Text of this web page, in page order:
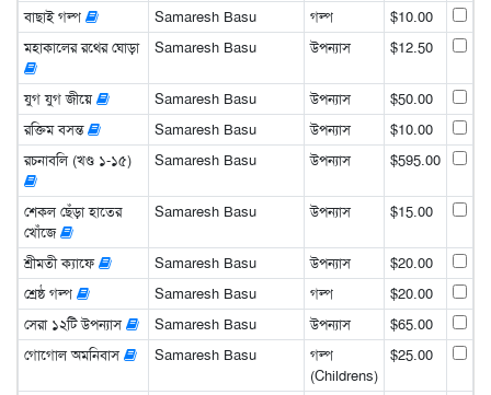
বাছাই গল্প
Samaresh Basu গল্প
$10.00
মহাকালের রথের ঘোড়া
Samaresh Basu উপন্যাস $12.50
যুগ যুগ জীয়ে Samaresh Basu উপন্যাস
$50.00
রক্তিম বসন্ত
Samaresh Basu উপন্যাস
$10.00
রচনাবলি (খণ্ড ১-১৫)
Samaresh Basu উপন্যাস $595.00
শেকল ছেঁড়া হাতের
খোঁজে
Samaresh Basu উপন্যাস $15.00
শ্রীমতী ক্যাফে Samaresh Basu উপন্যাস
$20.00
শ্রেষ্ঠ গল্প
Samaresh Basu গল্প
$20.00
সেরা ১২টি উপন্যাস
Samaresh Basu উপন্যাস
$65.00
গোগোল অমনিবাস
Samaresh Basu
গল্প
(Childrens)
$25.00